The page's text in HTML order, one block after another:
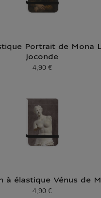
Portrait de Mona
Joconde
Prix ​​actuel
4,90 €
à élastique Vénus de
Prix ​​actuel
4,90 €